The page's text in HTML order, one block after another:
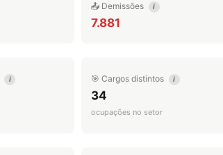
📤 Demissões i
7.881
i 🎯 Cargos distintos i
34
ocupações no setor